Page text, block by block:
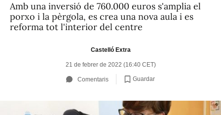
Amb una inversió de 760.000 euros s'amplia el
porxo i la pèrgola, es crea una nova aula i es
reforma tot l'interior del centre
Castelló Extra
21 de febrer de 2022 (16:40 CET)
Comentaris Guardar